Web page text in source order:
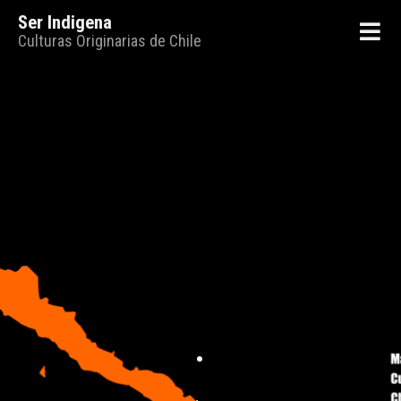
Ser Indigena
Culturas Originarias de Chile
.
.